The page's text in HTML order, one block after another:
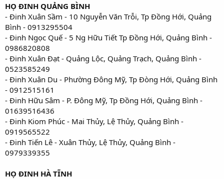
HỌ ĐINH QUẢNG BÌNH
- Đinh Xuân Sầm - 10 Nguyễn Văn Trỗi, Tp Đồng Hới, Quảng
Bình - 0913295504
- Đinh Ngọc Quế - 5 Ng Hữu Tiết Tp Đồng Hới, Quảng Bình -
0986820808
- Đinh Xuân Đạt - Quảng Lộc, Quảng Trạch, Quảng Bình -
0523585249
- Đinh Xuân Du - Phường Đông Mỹ, Tp Đòng Hới, Quảng Bình
- 0912515161
- Đinh Hữu Sâm - P. Đông Mỹ, Tp Đồng Hới, Quảng Bình -
01639516436
- Đinh Kiom Phúc - Mai Thủy, Lệ Thủy, Quảng Bình -
0919565522
- Đinh Tiến Lê - Xuân Thủy, Lệ Thủy, Quảng Bình -
0979339355
HỌ ĐINH HÀ TĨNH